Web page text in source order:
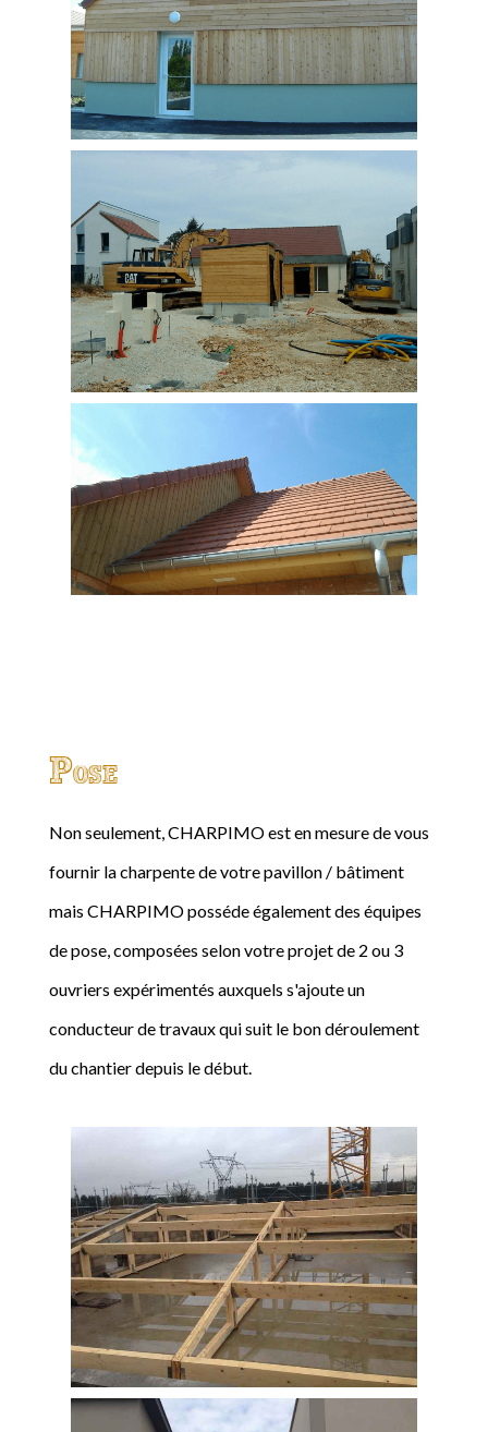
Pose
Non seulement, CHARPIMO est en mesure de vous
fournir la charpente de votre pavillon / bâtiment
mais CHARPIMO posséde également des équipes
de pose, composées selon votre projet de 2 ou 3
ouvriers expérimentés auxquels s'ajoute un
conducteur de travaux qui suit le bon déroulement
du chantier depuis le début.